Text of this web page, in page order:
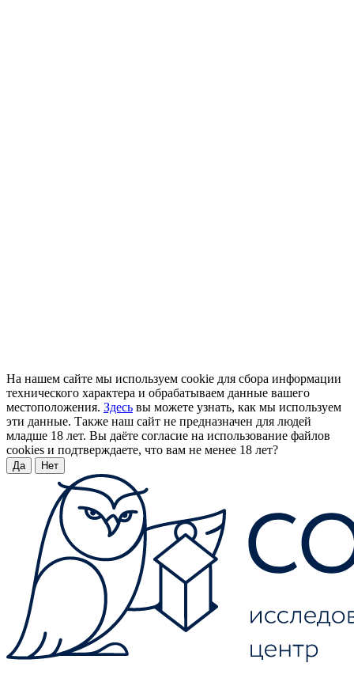
На нашем сайте мы используем cookie для сбора информации
технического характера и обрабатываем данные вашего
местоположения. Здесь вы можете узнать, как мы используем
эти данные. Также наш сайт не предназначен для людей
младше 18 лет. Вы даёте согласие на использование файлов
cookies и подтверждаете, что вам не менее 18 лет?
Да Нет